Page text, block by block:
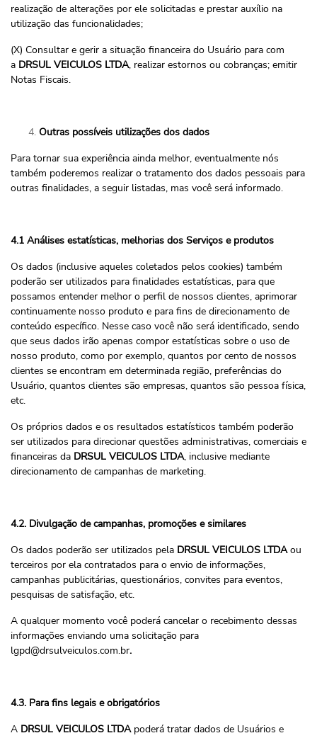
realização de alterações por ele solicitadas e prestar auxílio na
utilização das funcionalidades;
(X) Consultar e gerir a situação financeira do Usuário para com
a DRSUL VEICULOS LTDA, realizar estornos ou cobranças; emitir
Notas Fiscais.
Outras possíveis utilizações dos dados
Para tornar sua experiência ainda melhor, eventualmente nós
também poderemos realizar o tratamento dos dados pessoais para
outras finalidades, a seguir listadas, mas você será informado.
4.1 Análises estatísticas, melhorias dos Serviços e produtos
Os dados (inclusive aqueles coletados pelos cookies) também
poderão ser utilizados para finalidades estatísticas, para que
possamos entender melhor o perfil de nossos clientes, aprimorar
continuamente nosso produto e para fins de direcionamento de
conteúdo específico. Nesse caso você não será identificado, sendo
que seus dados irão apenas compor estatísticas sobre o uso de
nosso produto, como por exemplo, quantos por cento de nossos
clientes se encontram em determinada região, preferências do
Usuário, quantos clientes são empresas, quantos são pessoa física,
etc.
Os próprios dados e os resultados estatísticos também poderão
ser utilizados para direcionar questões administrativas, comerciais e
financeiras da DRSUL VEICULOS LTDA, inclusive mediante
direcionamento de campanhas de marketing.
4.2. Divulgação de campanhas, promoções e similares
Os dados poderão ser utilizados pela DRSUL VEICULOS LTDAou
terceiros por ela contratados para o envio de informações,
campanhas publicitárias, questionários, convites para eventos,
pesquisas de satisfação, etc.
A qualquer momento você poderá cancelar o recebimento dessas
informações enviando uma solicitação para
lgpd@drsulveiculos.com.br.
4.3. Para fins legais e obrigatórios
A DRSUL VEICULOS LTDApoderá tratar dados de Usuários e